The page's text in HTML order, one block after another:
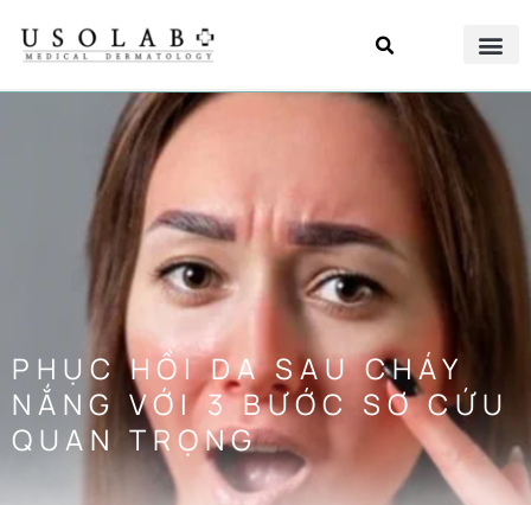
PHỤC HỒI DA SAU CHÁY
NẮNG VỚI 3 BƯỚC SƠ CỨU
QUAN TRỌNG